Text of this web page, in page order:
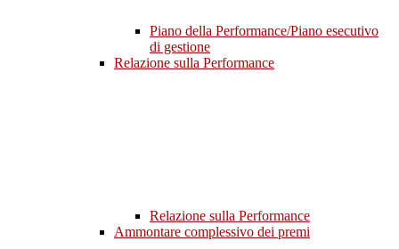
Piano della Performance/Piano esecutivo
di gestione
Relazione sulla Performance
Relazione sulla Performance
Ammontare complessivo dei premi